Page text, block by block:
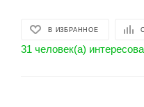
В ИЗБРАННОЕ
31 человек(а)